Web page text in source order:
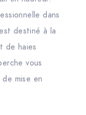
dans
destiné à la
de haies
vous
mise en